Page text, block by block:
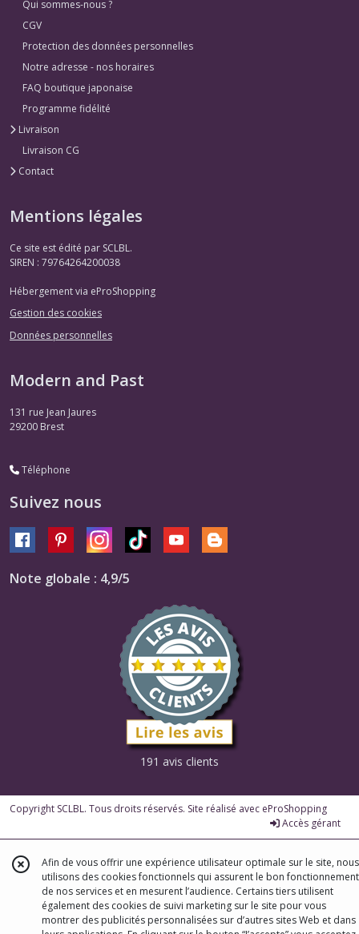
Qui sommes-nous ?
CGV
Protection des données personnelles
Notre adresse - nos horaires
FAQ boutique japonaise
Programme fidélité
Livraison
Livraison CG
Contact
Mentions légales
Ce site est édité par SCLBL.
SIREN : 79764264200038
Hébergement via eProShopping
Gestion des cookies
Données personnelles
Modern and Past
131 rue Jean Jaures
29200 Brest
Téléphone
Suivez nous
Note globale : 4,9/5
191 avis clients
Copyright SCLBL. Tous droits réservés. Site réalisé avec eProShopping
Accès gérant
Afin de vous offrir une expérience utilisateur optimale sur le site, nous
utilisons des cookies fonctionnels qui assurent le bon fonctionnement
de nos services et en mesurent l’audience. Certains tiers utilisent
également des cookies de suivi marketing sur le site pour vous
montrer des publicités personnalisées sur d’autres sites Web et dans